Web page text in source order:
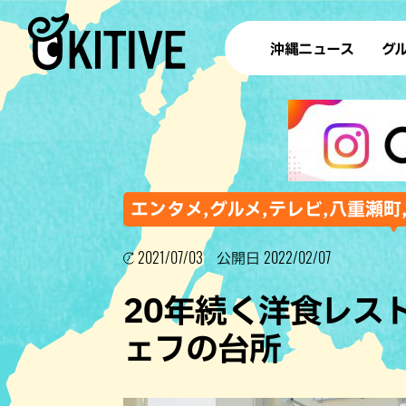
沖縄ニュース グ
ラ
テイ
すし
沖
ステ
その他
エンタメ,グルメ,テレビ,八重瀬
2021/07/03 公開日 2022/02/07
20年続く洋食レス
ェフの台所